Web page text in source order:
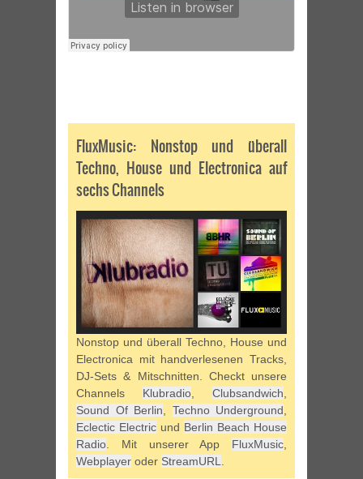
FluxMusic: Nonstop und überall
Techno, House und Electronica auf
sechs Channels
Nonstop und überall Techno, House und
Electronica mit handverlesenen Tracks,
DJ-Sets & Mitschnitten. Checkt unsere
Channels Klubradio Clubsandwich
Sound Of Berlin
Techno Underground
Eclectic Electric und Berlin Beach House
Radio . Mit unserer App FluxMusic
Webplayer oder StreamURL